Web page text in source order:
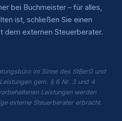
bei Buchmeister – für alles,
ist, schließen Sie einen
dem externen Steuerberater.
im Sinne des StBerG und
gem. § 6 Nr. 3 und 4
Leistungen werden
externe Steuerberater erbracht.